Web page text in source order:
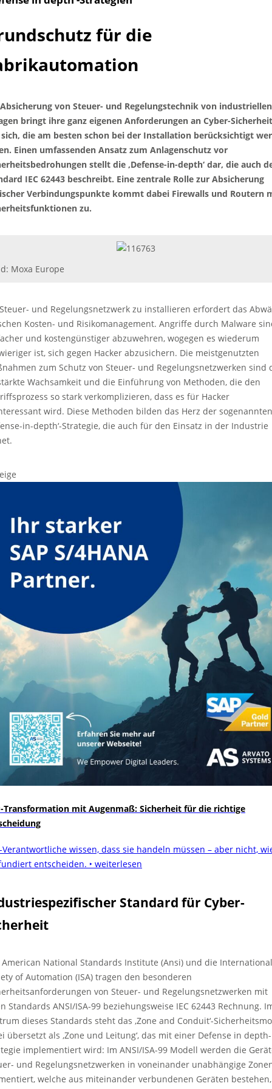
für die
von Steuer- und Regelungstechnik von industriellen
bringt ihre ganz eigenen Anforderungen an Cyber-Sicherheit
die am besten schon bei der Installation berücksichtigt
Einen umfassenden Ansatz zum Anlagenschutz vor
stellt die ‚Defense-in-depth‘ dar, die auch
IEC 62443 beschreibt. Eine zentrale Rolle zur Absicherung
Verbindungspunkte kommt dabei Firewalls und Routern
zu.
Moxa Europe
und Regelungsnetzwerk zu installieren erfordert das
Kosten- und Risikomanagement. Angriffe durch Malware
und kostengünstiger abzuwehren, wogegen es wiederum
ist, sich gegen Hacker abzusichern. Die meistgenutzten
zum Schutz von Steuer- und Regelungsnetzwerken sind
Wachsamkeit und die Einführung von Methoden, die den
so stark verkomplizieren, dass es für Hacker
wird. Diese Methoden bilden das Herz der sogenannten
in-depth‘-Strategie, die auch für den Einsatz in der Industrie
Transformation mit Augenmaß: Sicherheit für die richtige
Verantwortliche wissen, dass sie handeln müssen – aber nicht,
entscheiden. ‣ weiterlesen
Standard für Cyber-
American National Standards Institute (Ansi) und die International
of Automation (ISA) tragen den besonderen
von Steuer- und Regelungsnetzwerken mit
Standards ANSI/ISA-99 beziehungsweise IEC 62443 Rechnung.
dieses Standards steht das ‚Zone and Conduit‘-
übersetzt als ‚Zone und Leitung‘, das mit einer Defense in depth-
implementiert wird: Im ANSI/ISA-99 Modell werden die
und Regelungsnetzwerken in voneinander unabhängige
welche aus miteinander verbundenen Geräten